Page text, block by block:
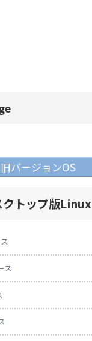
旧バージョンOS
クトップ版Linux
ス